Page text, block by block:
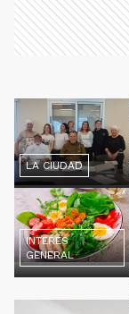
LA CIUDAD
INTERÉS
GENERAL